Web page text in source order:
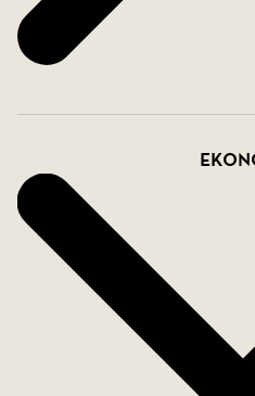
Varmt välkommen att
plats!